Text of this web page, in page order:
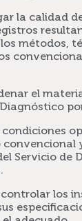
la calidad
métodos,
el
convencional
Servicio de
los